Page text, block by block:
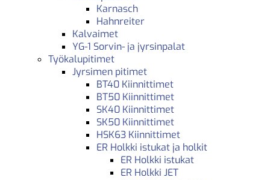
Karnasch
Hahnreiter
Kalvaimet
YG-1 Sorvin- ja jyrsinpalat
Työkalupitimet
Jyrsimen pitimet
BT40 Kiinnittimet
BT50 Kiinnittimet
SK40 Kiinnittimet
SK50 Kiinnittimet
HSK63 Kiinnittimet
ER Holkki istukat ja holkit
ER Holkki istukat
ER Holkki JET